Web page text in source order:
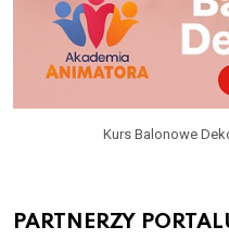
Kurs Balonowe
PARTNERZY